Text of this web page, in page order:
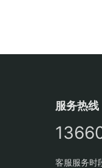
服务热线
客服服务时